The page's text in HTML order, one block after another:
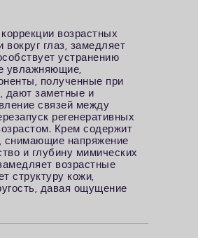
возрастных
глаз, замедляет
устранению
увлажняющие,
полученные при
дают заметные и
связей между
регенеративных
Крем содержит
снимающие напряжение
и глубину мимических
возрастные
структуру кожи,
давая ощущение